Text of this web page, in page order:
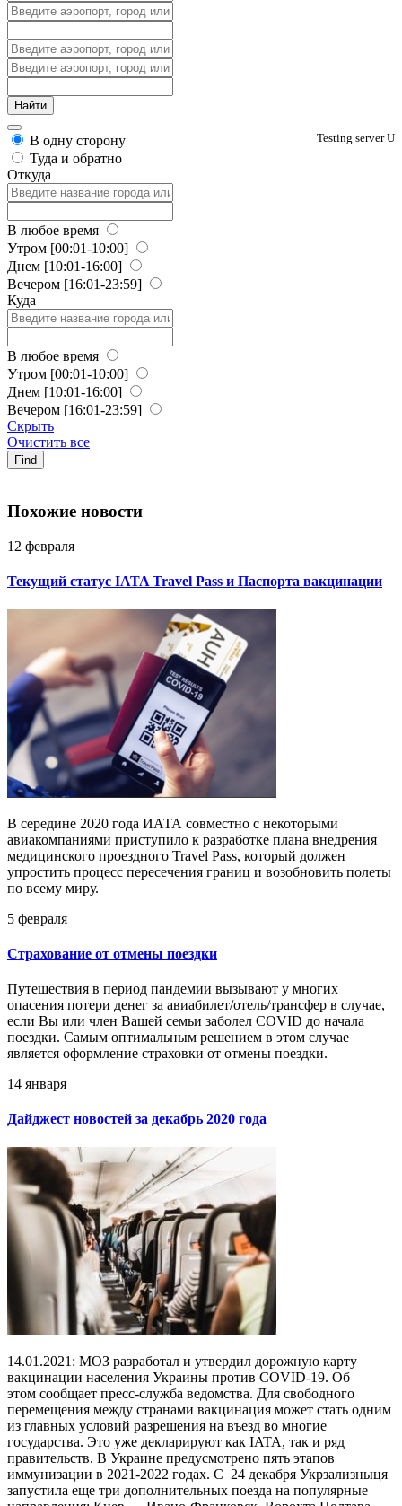
Testing server U
В одну сторону
Туда и обратно
Откуда
В любое время
Утром [00:01-10:00]
Днем [10:01-16:00]
Вечером [16:01-23:59]
Куда
В любое время
Утром [00:01-10:00]
Днем [10:01-16:00]
Вечером [16:01-23:59]
Скрыть
Очистить все
Find
Похожие новости
12 февраля
Текущий статус IATA Travel Pass и Паспорта вакцинации
В середине 2020 года ИАТА совместно с некоторыми
авиакомпаниями приступило к разработке плана внедрения
медицинского проездного Travel Pass, который должен
упростить процесс пересечения границ и возобновить полеты
по всему миру.
5 февраля
Страхование от отмены поездки
Путешествия в период пандемии вызывают у многих
опасения потери денег за авиабилет/отель/трансфер в случае,
если Вы или член Вашей семьи заболел COVID до начала
поездки. Самым оптимальным решением в этом случае
является оформление страховки от отмены поездки.
14 января
Дайджест новостей за декабрь 2020 года
14.01.2021: МОЗ разработал и утвердил дорожную карту
вакцинации населения Украины против COVID-19. Об
этом сообщает пресс-служба ведомства. Для свободного
перемещения между странами вакцинация может стать одним
из главных условий разрешения на въезд во многие
государства. Это уже декларируют как IATA, так и ряд
правительств. В Украине предусмотрено пять этапов
иммунизации в 2021-2022 годах. С 24 декабря Укрзализныця
запустила еще три дополнительных поезда на популярные